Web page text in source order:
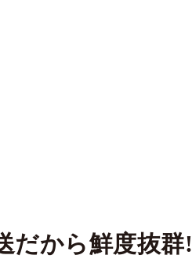
だから鮮度抜群!